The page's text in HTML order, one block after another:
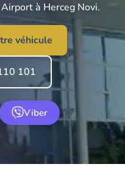
à Herceg Novi.
véhicule
101
Viber